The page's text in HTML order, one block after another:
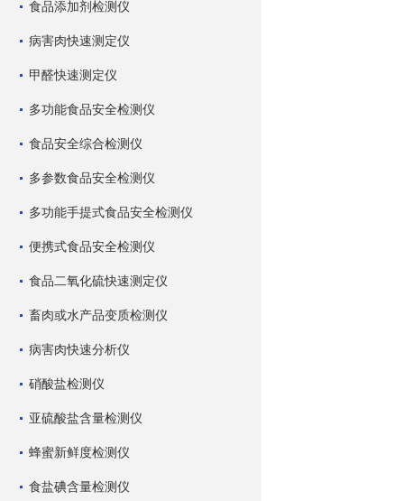
食品添加剂检测仪
病害肉快速测定仪
甲醛快速测定仪
多功能食品安全检测仪
食品安全综合检测仪
多参数食品安全检测仪
多功能手提式食品安全检测仪
便携式食品安全检测仪
食品二氧化硫快速测定仪
畜肉或水产品变质检测仪
病害肉快速分析仪
硝酸盐检测仪
亚硫酸盐含量检测仪
蜂蜜新鲜度检测仪
食盐碘含量检测仪